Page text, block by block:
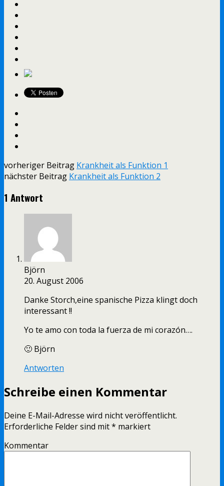
vorheriger Beitrag Krankheit als Funktion 1
nächster Beitrag Krankheit als Funktion 2
1 Antwort
Björn
20. August 2006
Danke Storch,eine spanische Pizza klingt doch
interessant !!
Yo te amo con toda la fuerza de mi corazón….
🙂 Björn
Antworten
Schreibe einen Kommentar
Deine E-Mail-Adresse wird nicht veröffentlicht.
Erforderliche Felder sind mit* markiert
Kommentar